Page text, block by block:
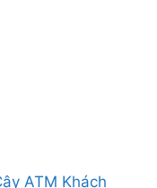
ATM Khách